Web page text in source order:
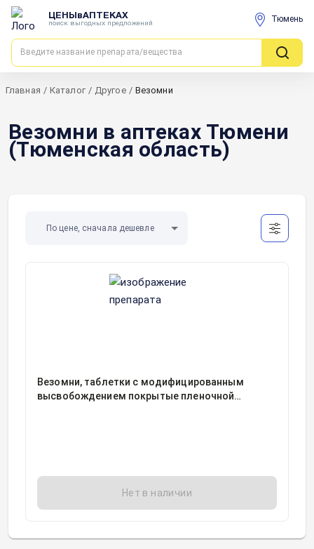
ЦЕНЫвАПТЕКАХ
поиск выгодных предложений Тюмень
Главная / Каталог / Другое / Везомни
Везомни в аптеках Тюмени
(Тюменская область)
По цене, сначала дешевле
Везомни, таблетки с модифицированным
высвобождением покрытые пленочной
Нет в наличии